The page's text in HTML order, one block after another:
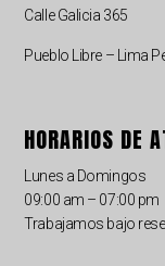
Calle Galicia 365
Pueblo Libre – Lima
HORARIOS DE
Lunes a Domingos
09:00 am – 07:00 pm
Trabajamos bajo